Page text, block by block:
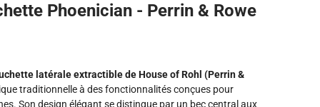
Phoenician - Perrin & Rowe
latérale extractible de House of Rohl (Perrin &
traditionnelle à des fonctionnalités conçues pour
Son design élégant se distingue par un bec central aux